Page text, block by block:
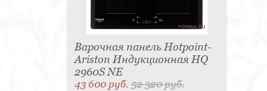
Варочная панель Hotpoint-
Ariston Индукционная HQ
2960S NE
43 600 руб.52 320 руб.